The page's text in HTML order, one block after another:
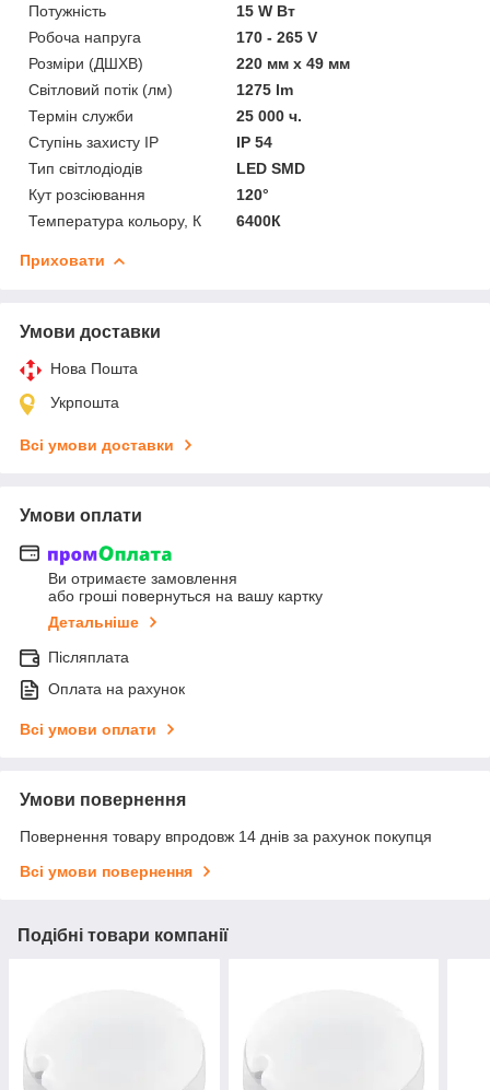
Потужність
15 W Вт
Робоча напруга
170 - 265 V
Розміри (ДШХВ)
220 мм х 49 мм
Світловий потік (лм)
1275 lm
Термін служби
25 000 ч.
Ступінь захисту IP
IP 54
Тип світлодіодів
LED SMD
Кут розсіювання
120°
Температура кольору, К
6400К
Приховати
Умови доставки
Нова Пошта
Укрпошта
Всі умови доставки
Умови оплати
Ви отримаєте замовлення
або гроші повернуться на вашу картку
Детальніше
Післяплата
Оплата на рахунок
Всі умови оплати
Умови повернення
Повернення товару впродовж 14 днів за рахунок покупця
Всі умови повернення
Подібні товари компанії